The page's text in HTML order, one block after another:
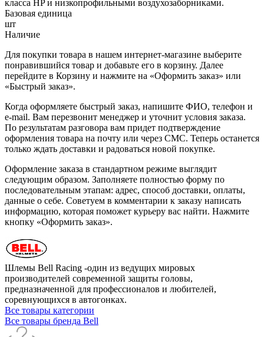
класса HP и низкопрофильными воздухозаборниками.
Базовая единица
шт
Наличие
Для покупки товара в нашем интернет-магазине выберите
понравившийся товар и добавьте его в корзину. Далее
перейдите в Корзину и нажмите на «Оформить заказ» или
«Быстрый заказ».
Когда оформляете быстрый заказ, напишите ФИО, телефон и
e-mail. Вам перезвонит менеджер и уточнит условия заказа.
По результатам разговора вам придет подтверждение
оформления товара на почту или через СМС. Теперь останется
только ждать доставки и радоваться новой покупке.
Оформление заказа в стандартном режиме выглядит
следующим образом. Заполняете полностью форму по
последовательным этапам: адрес, способ доставки, оплаты,
данные о себе. Советуем в комментарии к заказу написать
информацию, которая поможет курьеру вас найти. Нажмите
кнопку «Оформить заказ».
Шлемы Bell Racing -один из ведущих мировых
производителей современной защиты головы,
предназначенной для профессионалов и любителей,
соревнующихся в автогонках.
Все товары категории
Все товары бренда Bell